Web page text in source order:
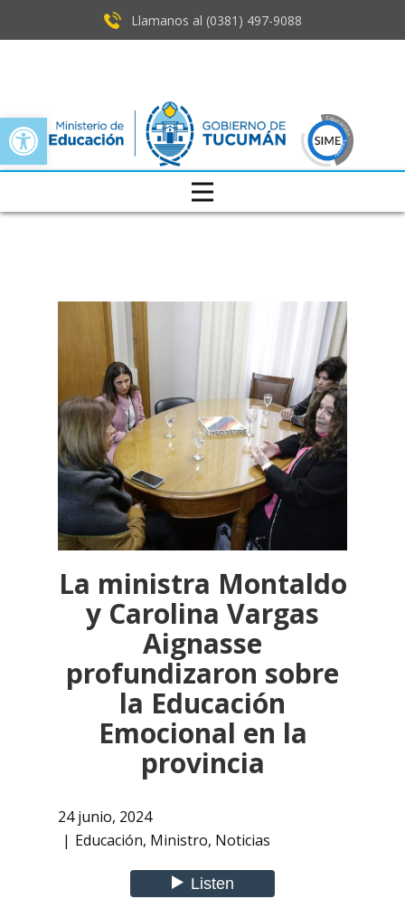
Open toolbar
Llamanos al (0381) ​497-9088
La ministra Montaldo
y Carolina Vargas
Aignasse
profundizaron sobre
la Educación
Emocional en la
provincia
24 junio, 2024
Educación, Ministro, Noticias